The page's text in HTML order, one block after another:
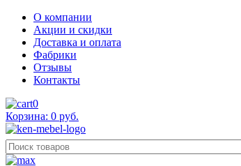
О компании
Акции и скидки
Доставка и оплата
Фабрики
Отзывы
Контакты
0
Корзина: 0 руб.